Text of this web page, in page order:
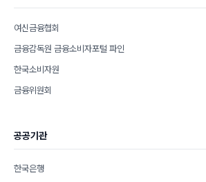
여신금융협회
금융감독원 금융소비자포털 파인
한국소비자원
금융위원회
공공기관
한국은행